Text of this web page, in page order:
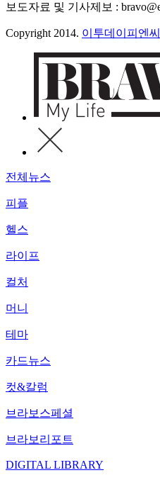
보도자료 및 기사제보 :
Copyright 2014. 이투데이피엔씨
전체뉴스
피플
헬스
라이프
컬처
머니
테마
카드뉴스
컷&칼럼
브라보스페셜
브라보리포트
DIGITAL LIBRARY